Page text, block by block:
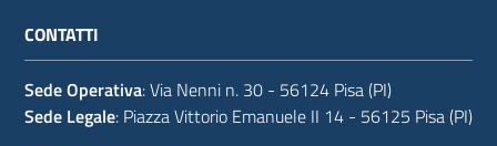
CONTATTI
Sede Operativa: Via Nenni n. 30 - 56124 Pisa (PI)
Sede Legale: Piazza Vittorio Emanuele II 14 - 56125 Pisa (PI)